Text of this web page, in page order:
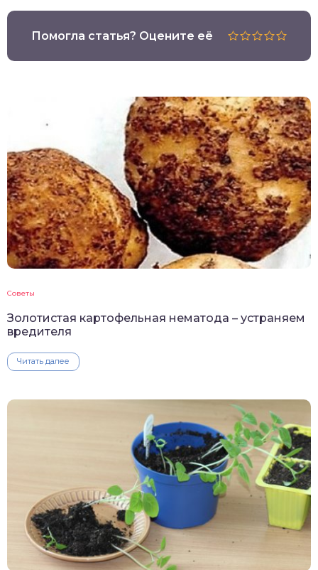
Помогла статья? Оцените её
Советы
Золотистая картофельная нематода – устраняем
вредителя
Читать далее